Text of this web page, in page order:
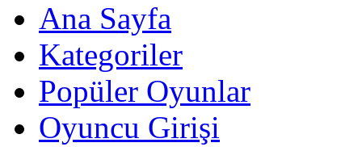
Ana Sayfa
Kategoriler
Popüler Oyunlar
Oyuncu Girişi